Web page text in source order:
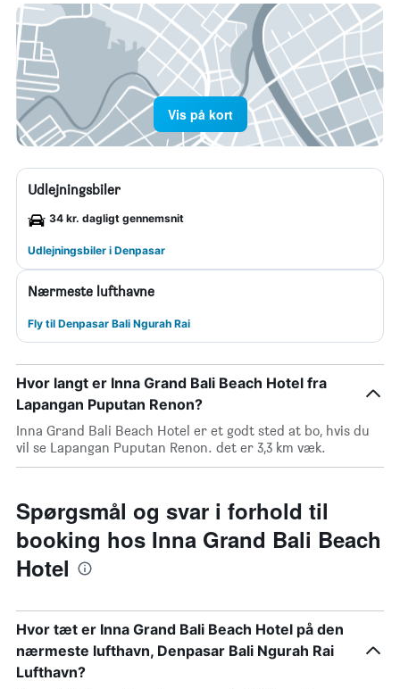
Vis på kort
Udlejningsbiler
34 kr. dagligt gennemsnit
Udlejningsbiler i Denpasar
Nærmeste lufthavne
Fly til Denpasar Bali Ngurah Rai
Hvor langt er Inna Grand Bali Beach Hotel fra
Lapangan Puputan Renon?
Inna Grand Bali Beach Hotel er et godt sted at bo, hvis du
vil se Lapangan Puputan Renon. det er 3,3 km væk.
Spørgsmål og svar i forhold til
booking hos Inna Grand Bali Beach
Hotel
Hvor tæt er Inna Grand Bali Beach Hotel på den
nærmeste lufthavn, Denpasar Bali Ngurah Rai
Lufthavn?